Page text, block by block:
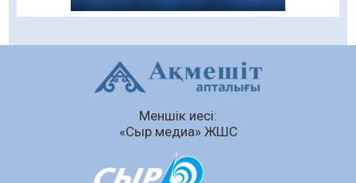
Сыбайлас жемқорлық
Аумақтан тыс соттылық – сот төрелігінің
ашықтығы мен қолжетімділігін арттыру
Меншік иесі:
«Сыр медиа» ЖШС